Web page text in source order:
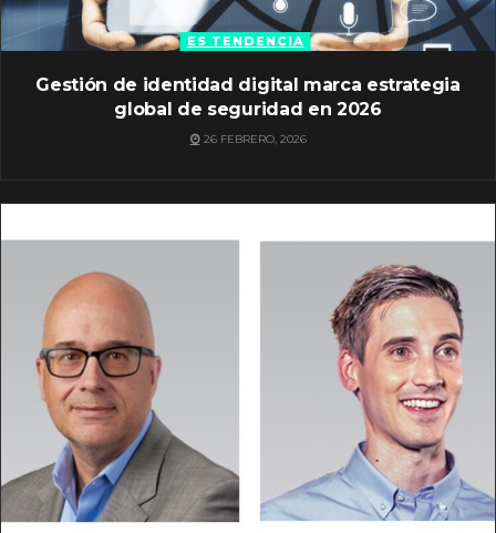
ES TENDENCIA
Gestión de identidad digital marca estrategia
global de seguridad en 2026
26 FEBRERO, 2026